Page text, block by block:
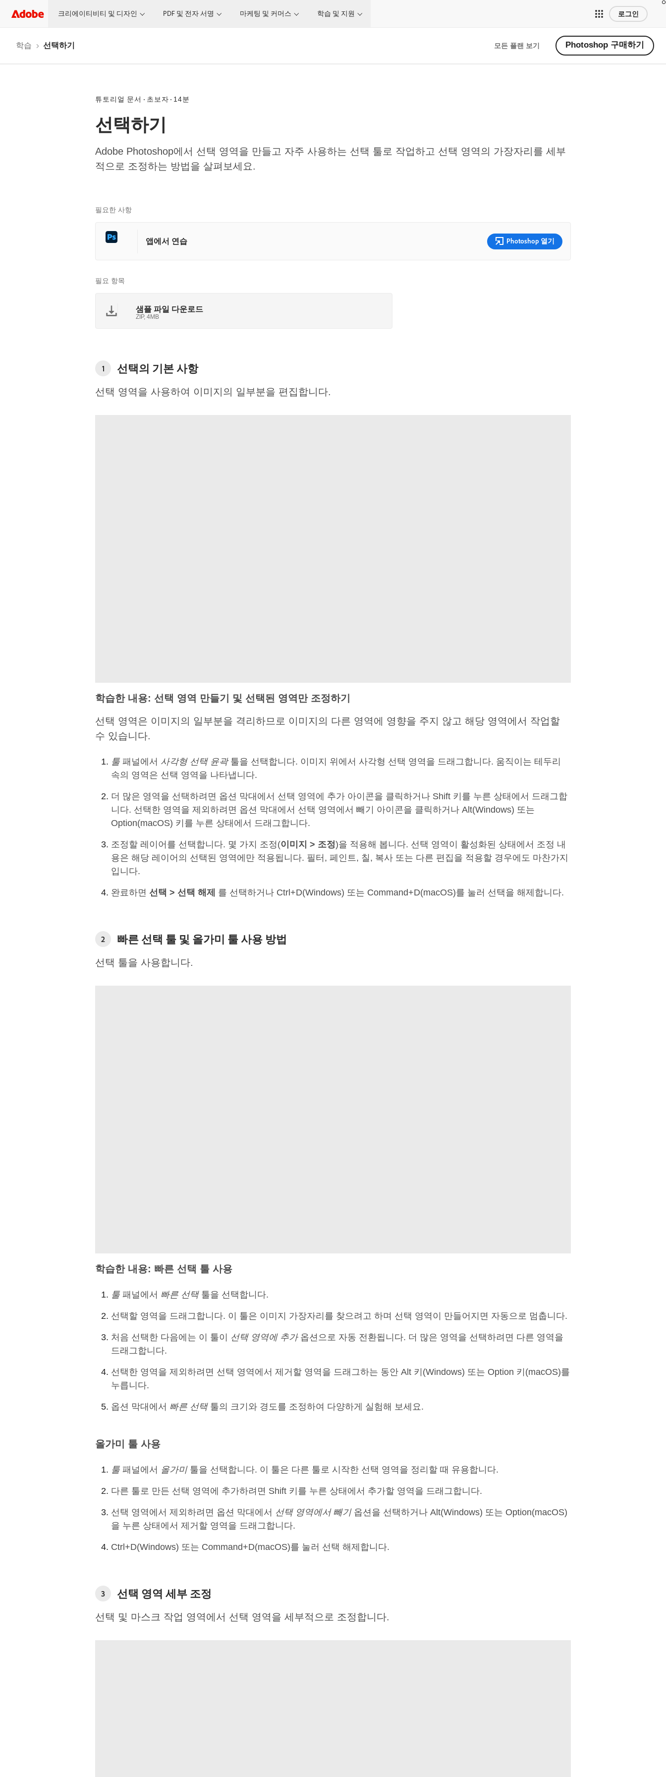
크리에이티비티 및 디자인 PDF 및 전자 서명 마케팅 및 커머스 학습 및 지원 로그인
학습 선택하기 모든 플랜 보기 Photoshop 구매하기
튜토리얼 문서 초보자 14분
선택하기
Adobe Photoshop에서 선택 영역을 만들고 자주 사용하는 선택 툴로 작업하고 선택 영역의 가장자리를 세부
적으로 조정하는 방법을 살펴보세요.
필요한 사항
앱에서 연습 Photoshop 열기
필요 항목
샘플 파일 다운로드
ZIP, 4MB
1 선택의 기본 사항
선택 영역을 사용하여 이미지의 일부분을 편집합니다.
학습한 내용: 선택 영역 만들기 및 선택된 영역만 조정하기
선택 영역은 이미지의 일부분을 격리하므로 이미지의 다른 영역에 영향을 주지 않고 해당 영역에서 작업할
수 있습니다.
툴 패널에서 사각형 선택 윤곽툴을 선택합니다. 이미지 위에서 사각형 선택 영역을 드래그합니다. 움직이는 테두리
속의 영역은 선택 영역을 나타냅니다.
더 많은 영역을 선택하려면 옵션 막대에서 선택 영역에 추가 아이콘을 클릭하거나 Shift 키를 누른 상태에서 드래그합
니다. 선택한 영역을 제외하려면 옵션 막대에서 선택 영역에서 빼기 아이콘을 클릭하거나 Alt(Windows) 또는
Option(macOS) 키를 누른 상태에서 드래그합니다.
조정할 레이어를 선택합니다. 몇 가지 조정(이미지 > 조정)을 적용해 봅니다. 선택 영역이 활성화된 상태에서 조정 내
용은 해당 레이어의 선택된 영역에만 적용됩니다. 필터, 페인트, 칠, 복사 또는 다른 편집을 적용할 경우에도 마찬가지
입니다.
완료하면 선택 > 선택 해제 를 선택하거나 Ctrl+D(Windows) 또는 Command+D(macOS)를 눌러 선택을 해제합니다.
2 빠른 선택 툴 및 올가미 툴 사용 방법
선택 툴을 사용합니다.
학습한 내용: 빠른 선택 툴 사용
툴 패널에서 빠른 선택툴을 선택합니다.
선택할 영역을 드래그합니다. 이 툴은 이미지 가장자리를 찾으려고 하며 선택 영역이 만들어지면 자동으로 멈춥니다.
처음 선택한 다음에는 이 툴이 선택 영역에 추가옵션으로 자동 전환됩니다. 더 많은 영역을 선택하려면 다른 영역을
드래그합니다.
선택한 영역을 제외하려면 선택 영역에서 제거할 영역을 드래그하는 동안 Alt 키(Windows) 또는 Option 키(macOS)를
누릅니다.
옵션 막대에서 빠른 선택툴의 크기와 경도를 조정하여 다양하게 실험해 보세요.
올가미 툴 사용
툴 패널에서 올가미툴을 선택합니다. 이 툴은 다른 툴로 시작한 선택 영역을 정리할 때 유용합니다.
다른 툴로 만든 선택 영역에 추가하려면 Shift 키를 누른 상태에서 추가할 영역을 드래그합니다.
선택 영역에서 제외하려면 옵션 막대에서 선택 영역에서 빼기옵션을 선택하거나 Alt(Windows) 또는 Option(macOS)
을 누른 상태에서 제거할 영역을 드래그합니다.
Ctrl+D(Windows) 또는 Command+D(macOS)를 눌러 선택 해제합니다.
3 선택 영역 세부 조정
선택 및 마스크 작업 영역에서 선택 영역을 세부적으로 조정합니다.